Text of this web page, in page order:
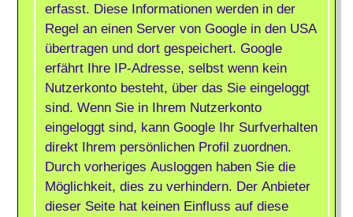
erfasst. Diese Informationen werden in der
Regel an einen Server von Google in den USA
übertragen und dort gespeichert. Google
erfährt Ihre IP-Adresse, selbst wenn kein
Nutzerkonto besteht, über das Sie eingeloggt
sind. Wenn Sie in Ihrem Nutzerkonto
eingeloggt sind, kann Google Ihr Surfverhalten
direkt Ihrem persönlichen Profil zuordnen.
Durch vorheriges Ausloggen haben Sie die
Möglichkeit, dies zu verhindern. Der Anbieter
dieser Seite hat keinen Einfluss auf diese